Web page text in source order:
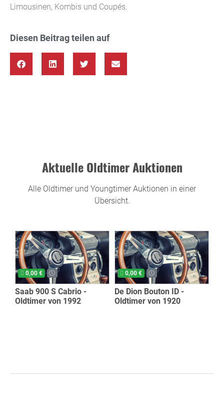
Limousinen, Kombis und Coupés.
Diesen Beitrag teilen auf
Aktuelle Oldtimer Auktionen
Alle Oldtimer und Youngtimer Auktionen in einer
Übersicht.
0,00 €
Saab 900 S Cabrio -
Oldtimer von 1992
0,00 €
De Dion Bouton ID -
Oldtimer von 1920